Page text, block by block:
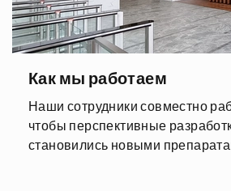
Как мы работаем
Наши сотрудники совместно
чтобы перспективные
становились новыми